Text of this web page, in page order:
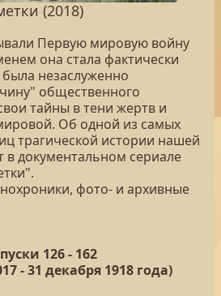
(2018)
Первую мировую войну
она стала фактически
незаслуженно
общественного
тайны в тени жертв и
Об одной из самых
трагической истории нашей
в документальном сериале
фото- и архивные
126 - 162
- 31 декабря 1918 года)